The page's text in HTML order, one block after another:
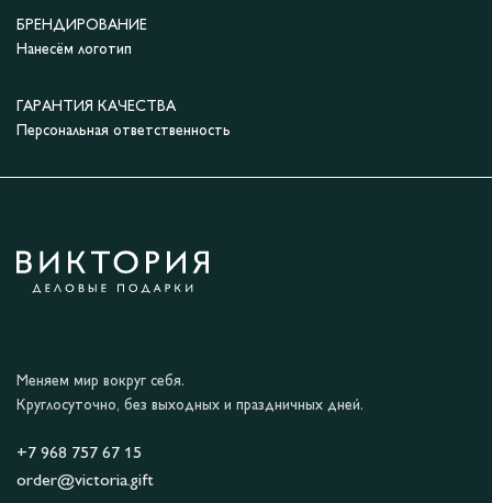
БРЕНДИРОВАНИЕ
Нанесём логотип
ГАРАНТИЯ КАЧЕСТВА
Персональная ответственность
Меняем мир вокруг себя.
Круглосуточно, без выходных и праздничных дней.
+7 968 757 67 15
order@victoria.gift